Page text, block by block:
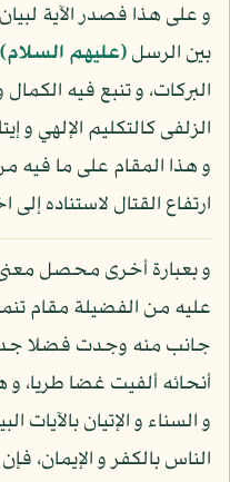
و على هذا فصدر الآية
بين الرسل(عليهم السلام)
البركات، و تنبع فيه
الزلفى كالتكليم الإلهي و
و هذا المقام على ما فيه
ارتفاع القتال لاستناده
و بعبارة أخرى محصل معنى
عليه من الفضيلة مقام
جانب منه وجدت فضلا
أنحائه ألفيت غضا طريا، و
و السناء و الإتيان بالآيات
الناس بالكفر و الإيمان،